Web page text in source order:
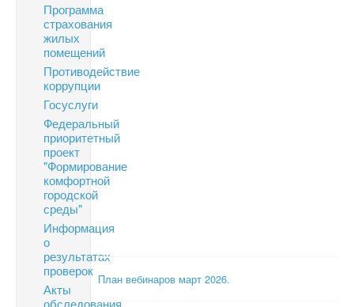
Программа
страхования
жилых
помещений
Противодействие
коррупции
Госуслуги
Федеральный
приоритетный
проект
"Формирование
комфортной
городской
среды"
Информация
о
результатах
проверок
Акты
обследования
План вебинаров март 2026.